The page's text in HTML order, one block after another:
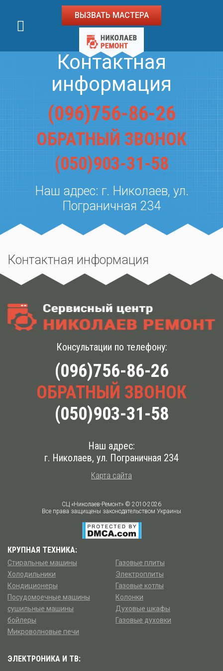
ВЫЗВАТЬ МАСТЕРА
Контактная
информация
(096)756-86-26
ОБРАТНЫЙ ЗВОНОК
(050)903-31-58
Наш адрес: г. Николаев, ул.
Пограничная 234
Контактная информация
Консультации по телефону:
(096)756-86-26
ОБРАТНЫЙ ЗВОНОК
(050)903-31-58
Наш адрес:
г. Николаев, ул. Пограничная 234
Карта сайта
СЦ «Николаев-Ремонт» © 2010-2026
Все права защищены законодательством Украины
КРУПНАЯ ТЕХНИКА:
Стиральные машины
Холодильники
Кондиционеры
Посудомоечные машины
сушильные машины
бойлеры
Микроволновые печи
Газовые плиты
Электроплиты
Газовые котлы
Колонки
Духовые шкафы
Газовые духовки
ЭЛЕКТРОНИКА И ТВ: